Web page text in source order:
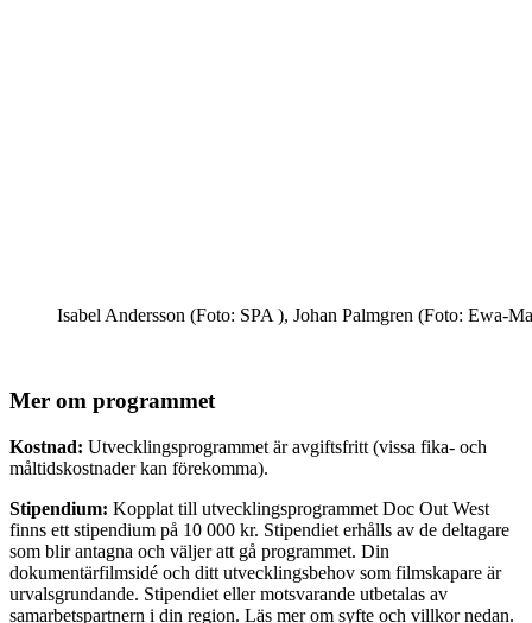
Isabel Andersson (Foto: SPA ), Johan Palmgren (Foto: Ewa-
Mer om programmet
Kostnad: Utvecklingsprogrammet är avgiftsfritt (vissa fika- och
måltidskostnader kan förekomma).
Stipendium: Kopplat till utvecklingsprogrammet Doc Out West
finns ett stipendium på 10 000 kr. Stipendiet erhålls av de deltagare
som blir antagna och väljer att gå programmet. Din
dokumentärfilmsidé och ditt utvecklingsbehov som filmskapare är
urvalsgrundande. Stipendiet eller motsvarande utbetalas av
samarbetspartnern i din region. Läs mer om syfte och villkor nedan.